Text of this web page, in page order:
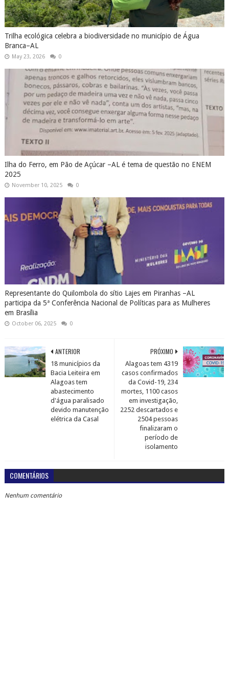
Trilha ecológica celebra a biodiversidade no município de Água
Branca–AL
May 23, 2026 0
Ilha do Ferro, em Pão de Açúcar –AL é tema de questão no ENEM
2025
November 10, 2025 0
Representante do Quilombola do sítio Lajes em Piranhas –AL
participa da 5ª Conferência Nacional de Políticas para as Mulheres
em Brasília
October 06, 2025 0
PRÓXIMO
Alagoas tem 4319
casos confirmados
da Covid-19, 234
mortes, 1100 casos
em investigação,
2252 descartados e
2504 pessoas
finalizaram o
período de
isolamento
ANTERIOR
18 municípios da
Bacia Leiteira em
Alagoas tem
abastecimento
d'água paralisado
devido manutenção
elétrica da Casal
COMENTÁRIOS
Nenhum comentário